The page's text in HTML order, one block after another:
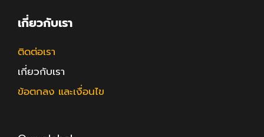
เกี่ยวกับเรา
ติดต่อเรา
เกี่ยวกับเรา
ข้อตกลง และเงื่อนไข